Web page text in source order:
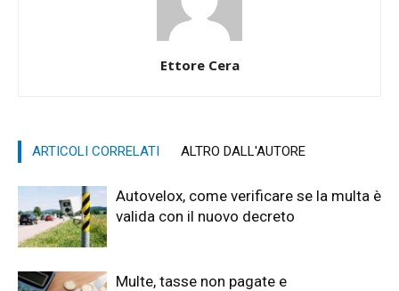
Ettore Cera
ARTICOLI CORRELATI ALTRO DALL'AUTORE
Autovelox, come verificare se la multa è
valida con il nuovo decreto
Multe, tasse non pagate e